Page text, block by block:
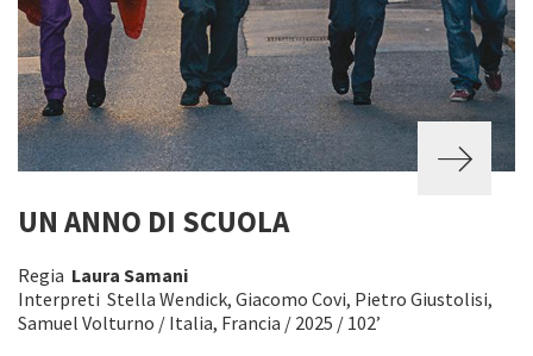
UN ANNO DI SCUOLA
Regia Laura Samani
Interpreti Stella Wendick, Giacomo Covi, Pietro Giustolisi,
Samuel Volturno / Italia, Francia / 2025 / 102’